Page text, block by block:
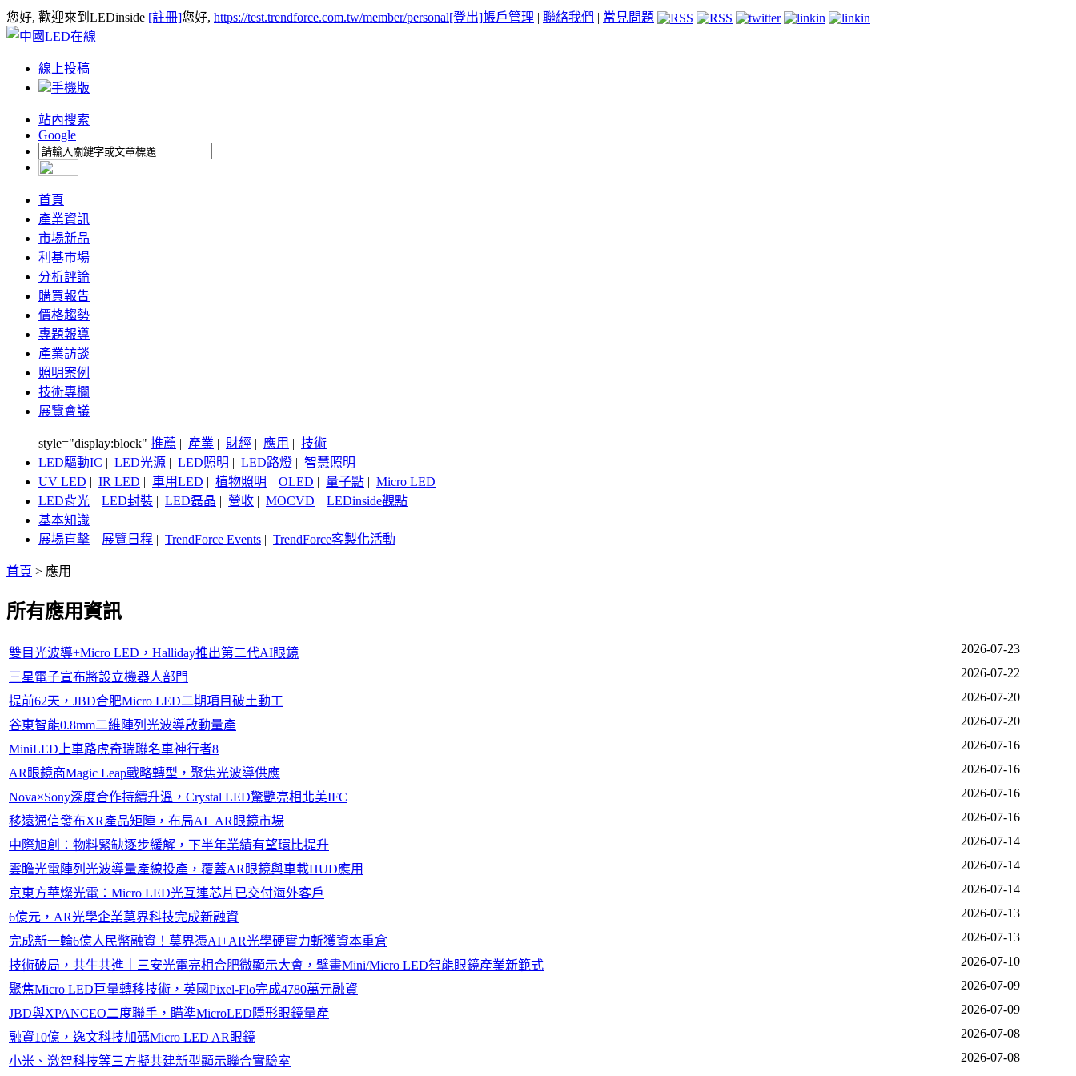
您好, 歡迎來到LEDinside [註冊]您好, https://test.trendforce.com.tw/member/personal[登出]帳戶管理 | 聯絡我們 | 常見問題
線上投稿
手機版
站內搜索
Google
首頁
產業資訊
市場新品
利基市場
分析評論
購買報告
價格趨勢
專題報導
產業訪談
照明案例
技術專欄
展覽會議
style="display:block" 推薦 | 產業 | 財經 | 應用 | 技術
LED驅動IC | LED光源 | LED照明 | LED路燈 | 智慧照明
UV LED | IR LED | 車用LED | 植物照明 | OLED | 量子點 | Micro LED
LED背光 | LED封裝 | LED磊晶 | 營收 | MOCVD | LEDinside觀點
基本知識
展場直擊 | 展覽日程 | TrendForce Events | TrendForce客製化活動
首頁 > 應用
所有應用資訊
雙目光波導+Micro LED，Halliday推出第二代AI眼鏡 2026-07-23
三星電子宣布將設立機器人部門 2026-07-22
提前62天，JBD合肥Micro LED二期項目破土動工 2026-07-20
谷東智能0.8mm二維陣列光波導啟動量產 2026-07-20
MiniLED上車路虎奇瑞聯名車神行者8 2026-07-16
AR眼鏡商Magic Leap戰略轉型，聚焦光波導供應 2026-07-16
Nova×Sony深度合作持續升溫，Crystal LED驚艷亮相北美IFC 2026-07-16
移遠通信發布XR產品矩陣，布局AI+AR眼鏡市場 2026-07-16
中際旭創：物料緊缺逐步緩解，下半年業績有望環比提升 2026-07-14
雲瞻光電陣列光波導量產線投產，覆蓋AR眼鏡與車載HUD應用 2026-07-14
京東方華燦光電：Micro LED光互連芯片已交付海外客戶 2026-07-14
6億元，AR光學企業莫界科技完成新融資 2026-07-13
完成新一輪6億人民幣融資！莫界憑AI+AR光學硬實力斬獲資本重倉 2026-07-13
技術破局，共生共進｜三安光電亮相合肥微顯示大會，擘畫Mini/Micro LED智能眼鏡產業新範式 2026-07-10
聚焦Micro LED巨量轉移技術，英國Pixel-Flo完成4780萬元融資 2026-07-09
JBD與XPANCEO二度聯手，瞄準MicroLED隱形眼鏡量產 2026-07-09
融資10億，逸文科技加碼Micro LED AR眼鏡 2026-07-08
小米、激智科技等三方擬共建新型顯示聯合實驗室 2026-07-08